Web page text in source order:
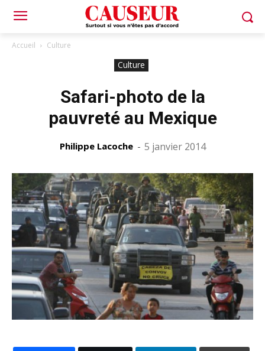
Accueil Culture
Culture
Safari-photo de la
pauvreté au Mexique
Philippe Lacoche - 5 janvier 2014